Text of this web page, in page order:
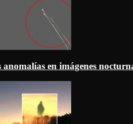
en imágenes